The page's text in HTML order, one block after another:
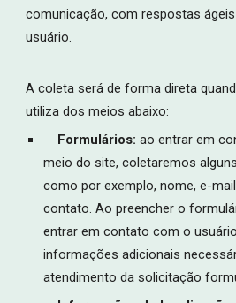
comunicação, com respostas
usuário.
A coleta será de forma direta
utiliza dos meios abaixo:
Formulários:ao entrar em
meio do site, coletaremos
como por exemplo, nome, e-
contato. Ao preencher o
entrar em contato com o
informações adicionais
atendimento da solicitação